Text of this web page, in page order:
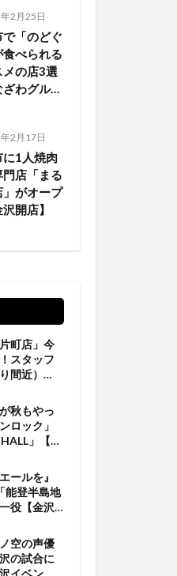
2月25日
「のどぐ
食べられる
メの店3選
ざわグルメ
2月17日
に1人焼肉
門店「まる
」がオープ
開店】
町店」今
スタッフ
間近）
秋もやっ
ロック」
」【金
ールを』
能登半島地
役【金沢
空の声優
の試合に
イベン